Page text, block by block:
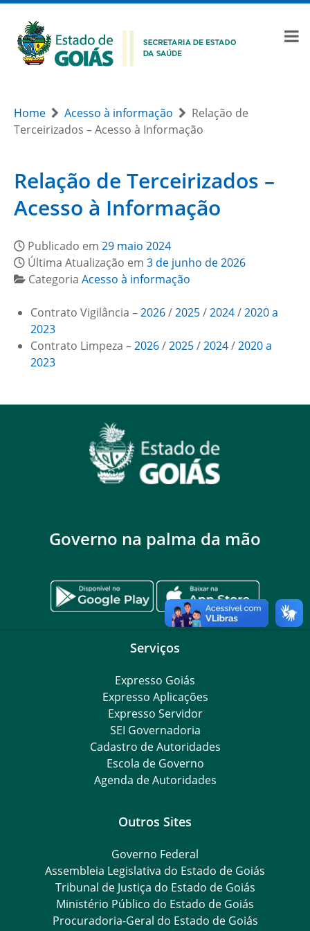
Home Acesso à informação
Relação de
Terceirizados – Acesso à Informação
Relação de Terceirizados –
Acesso à Informação
Publicado em 29 maio 2024
Última Atualização em 3 de junho de 2026
Categoria Acesso à informação
Contrato Vigilância –2026/2025/2024/2020 a
2023
Contrato Limpeza –2026/2025/2024/2020 a
2023
Governo na palma da mão
Serviços
Expresso Goiás
Expresso Aplicações
Expresso Servidor
SEI Governadoria
Cadastro de Autoridades
Escola de Governo
Agenda de Autoridades
Outros Sites
Governo Federal
Assembleia Legislativa do Estado de Goiás
Tribunal de Justiça do Estado de Goiás
Ministério Público do Estado de Goiás
Procuradoria-Geral do Estado de Goiás